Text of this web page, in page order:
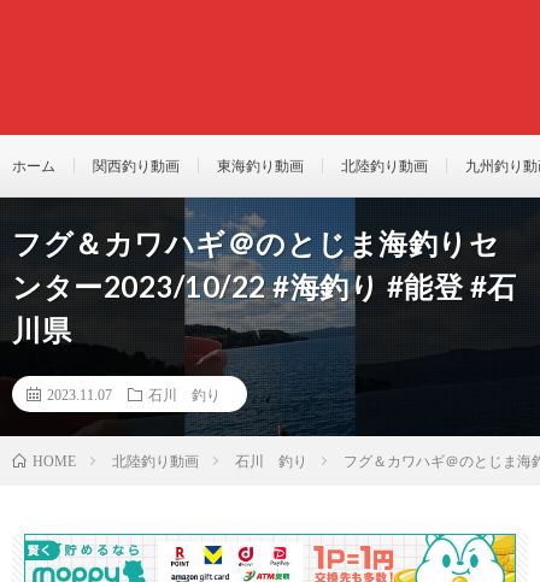
ホーム 関西釣り動画 東海釣り動画 北陸釣り動画 九州釣り
フグ＆カワハギ＠のとじま海釣りセ
ンター2023/10/22 #海釣り #能登 #石
川県
2023.11.07 石川 釣り
HOME 北陸釣り動画 石川 釣り フグ＆カワハギ＠のとじま海